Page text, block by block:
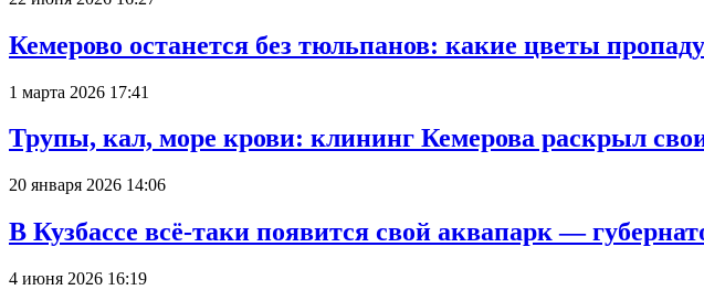
Кемерово останется без тюльпанов: какие цветы
1 марта 2026 17:41
Трупы, кал, море крови: клининг Кемерова раскрыл
20 января 2026 14:06
В Кузбассе всё-таки появится свой аквапарк —
4 июня 2026 16:19